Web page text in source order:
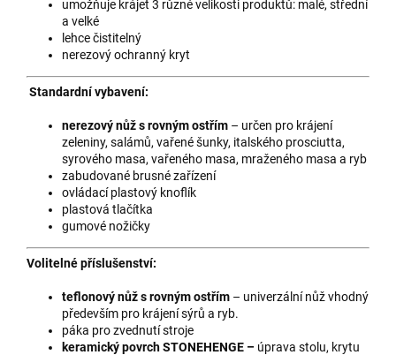
umožňuje krájet 3 různé velikosti produktů: malé, střední
a velké
lehce čistitelný
nerezový ochranný kryt
Standardní vybavení:
nerezový nůž s rovným ostřím – určen pro krájení
zeleniny, salámů, vařené šunky, italského prosciutta,
syrového masa, vařeného masa, mraženého masa a ryb
zabudované brusné zařízení
ovládací plastový knoflík
plastová tlačítka
gumové nožičky
Volitelné příslušenství:
teflonový nůž s rovným ostřím – univerzální nůž vhodný
především pro krájení sýrů a ryb.
páka pro zvednutí stroje
keramický povrch STONEHENGE – úprava stolu, krytu